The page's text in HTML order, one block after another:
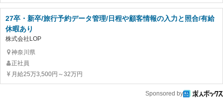
27卒・新卒/旅行予約データ管理/日程や顧客情報の入力と照合/有給
休暇あり
株式会社LOP
神奈川県
正社員
月給25万3,500円～32万円
Sponsored by